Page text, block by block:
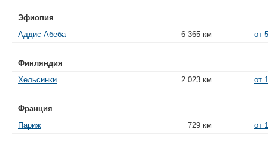
Эфиопия
Аддис-Абеба
6 365 км от
Финляндия
Хельсинки
2 023 км от
Франция
Париж
729 км от